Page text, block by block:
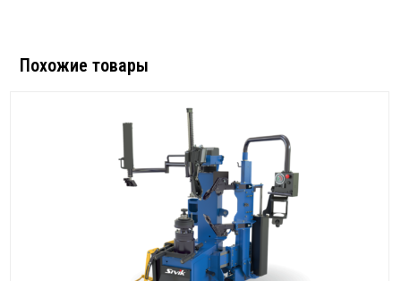
Похожие товары